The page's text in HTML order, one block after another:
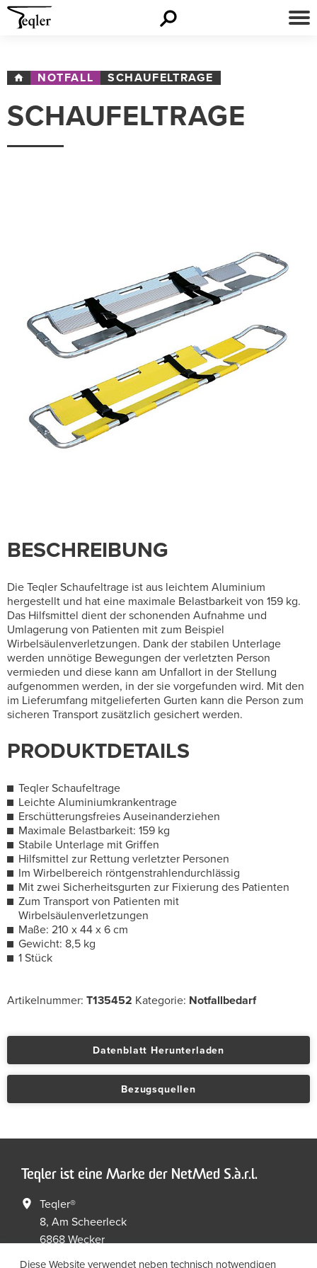
NOTFALL SCHAUFELTRAGE
SCHAUFELTRAGE
BESCHREIBUNG
Die Teqler Schaufeltrage ist aus leichtem Aluminium
hergestellt und hat eine maximale Belastbarkeit von 159 kg.
Das Hilfsmittel dient der schonenden Aufnahme und
Umlagerung von Patienten mit zum Beispiel
Wirbelsäulenverletzungen. Dank der stabilen Unterlage
werden unnötige Bewegungen der verletzten Person
vermieden und diese kann am Unfallort in der Stellung
aufgenommen werden, in der sie vorgefunden wird. Mit den
im Lieferumfang mitgelieferten Gurten kann die Person zum
sicheren Transport zusätzlich gesichert werden.
PRODUKTDETAILS
Teqler Schaufeltrage
Leichte Aluminiumkrankentrage
Erschütterungsfreies Auseinanderziehen
Maximale Belastbarkeit: 159 kg
Stabile Unterlage mit Griffen
Hilfsmittel zur Rettung verletzter Personen
Im Wirbelbereich röntgenstrahlendurchlässig
Mit zwei Sicherheitsgurten zur Fixierung des Patienten
Zum Transport von Patienten mit
Wirbelsäulenverletzungen
Maße: 210 x 44 x 6 cm
Gewicht: 8,5 kg
1 Stück
Artikelnummer: T135452 Kategorie: Notfallbedarf
Datenblatt Herunterladen
Bezugsquellen
Teqler ist eine Marke der NetMed S.à.r.l.
Teqler®
8, Am Scheerleck
6868 Wecker
Luxembourg
Diese Website verwendet neben technisch notwendigen